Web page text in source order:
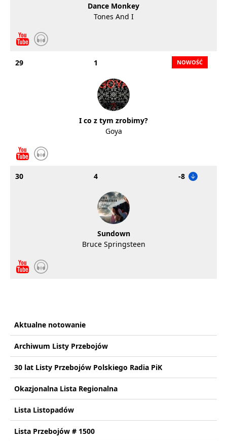
Dance Monkey
Tones And I
29 1
I co z tym zrobimy?
Goya
30 4 -8
Sundown
Bruce Springsteen
Aktualne notowanie
Archiwum Listy Przebojów
30 lat Listy Przebojów Polskiego Radia PiK
Okazjonalna Lista Regionalna
Lista Listopadów
Lista Przebojów # 1500